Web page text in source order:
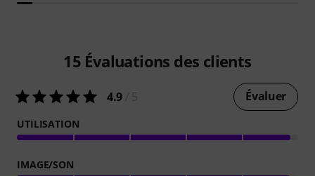
15 Évaluations des clients
4.9 Évaluer
UTILISATION
IMAGE/SON